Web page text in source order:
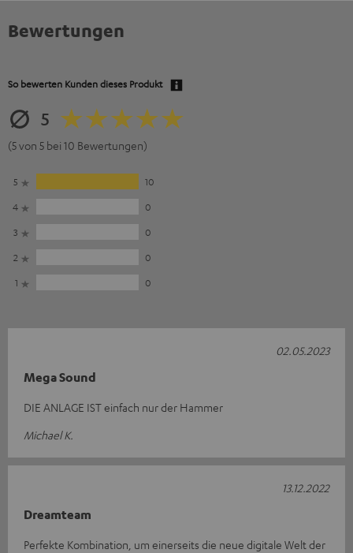
Bewertungen
So bewerten Kunden dieses Produkt
5
(5 von 5 bei 10 Bewertungen)
5
10
4
0
3
0
2
0
1
0
Mega Sound
DIE ANLAGE IST einfach nur der Hammer
Michael K.
02.05.2023
Dreamteam
Perfekte Kombination, um einerseits die neue digitale Welt der
13.12.2022